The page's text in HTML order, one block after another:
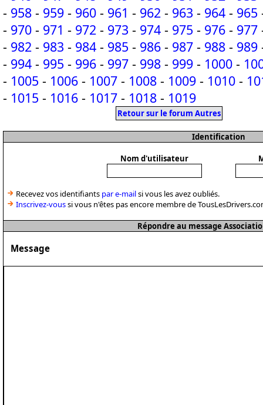
- 958 - 959 - 960 - 961 - 962 - 963 - 964 - 965
- 970 - 971 - 972 - 973 - 974 - 975 - 976 - 977
- 982 - 983 - 984 - 985 - 986 - 987 - 988 - 989
- 994 - 995 - 996 - 997 - 998 - 999 - 1000 -
- 1005 - 1006 - 1007 - 1008 - 1009 - 1010 -
- 1015 - 1016 - 1017 - 1018 - 1019
Retour sur le forum Autres
Identification
Nom d'utilisateur
Recevez vos identifiants par e-mailsi vous les avez oubliés.
Inscrivez-voussi vous n'êtes pas encore membre de
Répondre au message
Message